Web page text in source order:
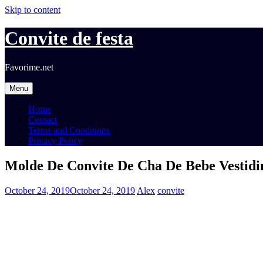
Skip to content
Convite de festa
Favorime.net
Menu
Home
Contact
Terms and Conditions
Privacy Policy
Molde De Convite De Cha De Bebe
October 24, 2019October 24, 2019 Alex convite